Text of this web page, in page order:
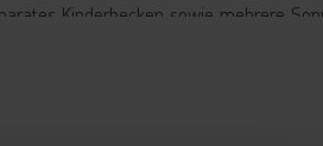
Kinderbecken sowie mehrere